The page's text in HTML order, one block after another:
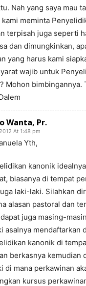
Nah yang saya mau
kami meminta
terpisah juga seperti
dan dimungkinkan,
yang harus kami
wajib untuk
Mohon bimbingannya.
Wanta, Pr.
At 1:48 pm
Yth,
kanonik
biasanya di tempat
laki-laki. Silahkan
alasan pastoral dan
juga masing-
asalnya mendaftarkan
kanonik di
berkasnya kemudian
di mana perkawinan
kursus